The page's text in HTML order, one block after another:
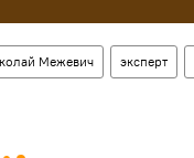
Межевич эксперт